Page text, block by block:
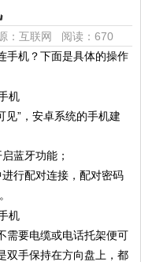
：互联网 阅读：670
手机？下面是具体的操作
见”，安卓系统的手机建
蓝牙功能；
行配对连接，配对密码
需要电缆或电话托架便可
双手保持在方向盘上，都